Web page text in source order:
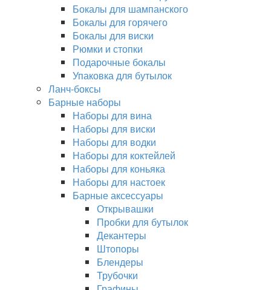
Бокалы для шампанского
Бокалы для горячего
Бокалы для виски
Рюмки и стопки
Подарочные бокалы
Упаковка для бутылок
Ланч-боксы
Барные наборы
Наборы для вина
Наборы для виски
Наборы для водки
Наборы для коктейлей
Наборы для коньяка
Наборы для настоек
Барные аксессуары
Открывашки
Пробки для бутылок
Декантеры
Штопоры
Блендеры
Трубочки